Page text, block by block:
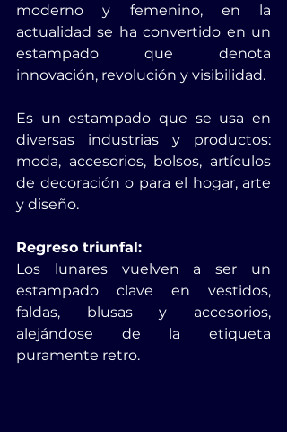
moderno y femenino, en la
actualidad se ha convertido en un
estampado que denota
innovación, revolución y visibilidad.
Es un estampado que se usa en
diversas industrias y productos:
moda, accesorios, bolsos, artículos
de decoración o para el hogar, arte
y diseño.
Regreso triunfal:
Los lunares vuelven a ser un
estampado clave en vestidos,
faldas, blusas y accesorios,
alejándose de la etiqueta
puramente retro.